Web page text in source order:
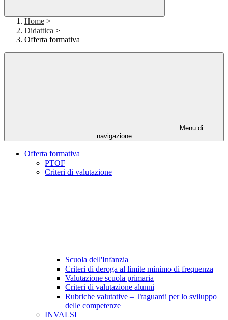
Home >
Didattica >
Offerta formativa
Menu di
navigazione
Offerta formativa
PTOF
Criteri di valutazione
Scuola dell'Infanzia
Criteri di deroga al limite minimo di frequenza
Valutazione scuola primaria
Criteri di valutazione alunni
Rubriche valutative – Traguardi per lo sviluppo
delle competenze
INVALSI